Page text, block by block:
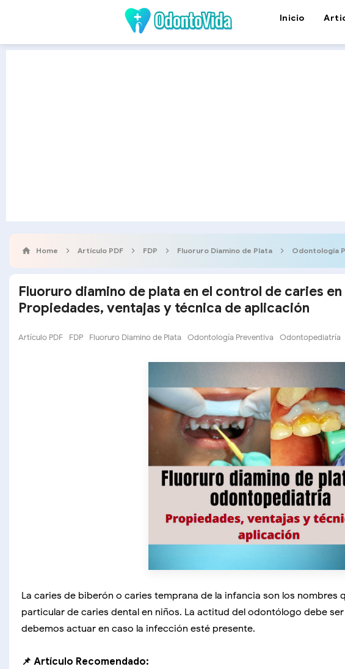
Inicio
Home Artículo PDF FDP Fluoruro Diamino de Plata Odontología
Fluoruro diamino de plata en el control de caries
Propiedades, ventajas y técnica de aplicación
Artículo PDF FDP Fluoruro Diamino de Plata Odontología Preventiva Odontopediatría
La caries de biberón o caries temprana de la infancia son los nombres
particular de caries dental en niños. La actitud del odontólogo debe
debemos actuar en caso la infección esté presente.
📌 Artículo Recomendado: